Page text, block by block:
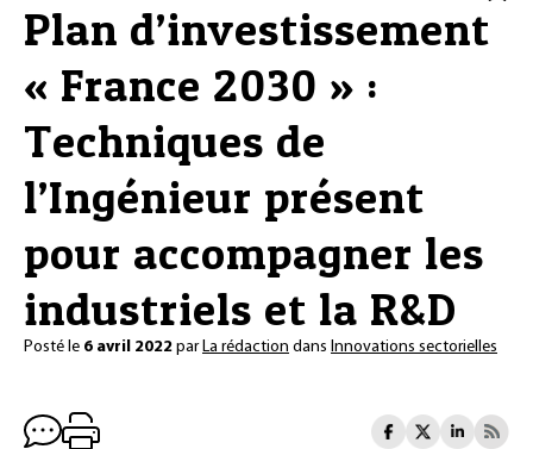
Plan d’investissement
« France 2030 » :
Techniques de
l’Ingénieur présent
pour accompagner les
industriels et la R&D
Posté le 6 avril 2022 parLa rédaction dans Innovations sectorielles